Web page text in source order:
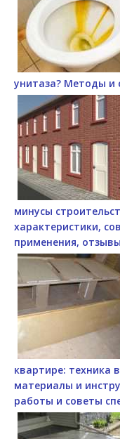
унитаза? Методы и
минусы
характеристики,
применения,
квартире: техника
материалы и
работы и советы